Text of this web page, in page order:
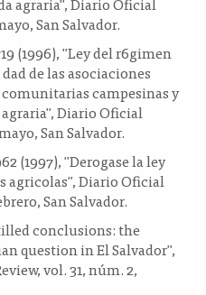
San Salvador.
(1996), "Ley del r6gimen
de las asociaciones
campesinas y
Diario Oficial
San Salvador.
(1997), "Derogase la ley
agricolas", Diario Oficial
San Salvador.
conclusions: the
question in El Salvador",
vol. 31, núm. 2,